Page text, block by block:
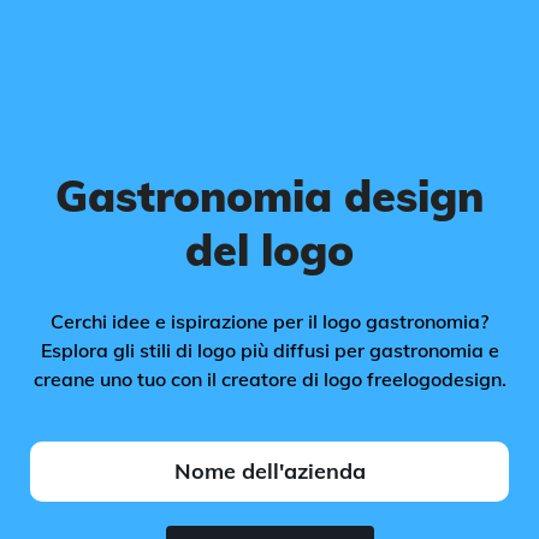
Gastronomia design
del logo
Cerchi idee e ispirazione per il logo gastronomia?
Esplora gli stili di logo più diffusi per gastronomia e
creane uno tuo con il creatore di logo freelogodesign.